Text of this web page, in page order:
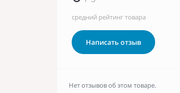
средний рейтинг товара
Написать отзыв
Нет отзывов об этом товаре.